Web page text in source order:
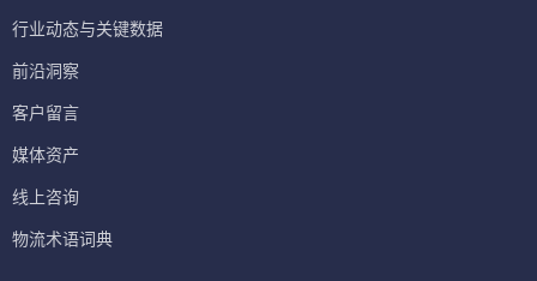
行业动态与关键数据
前沿洞察
客户留言
媒体资产
线上咨询
物流术语词典